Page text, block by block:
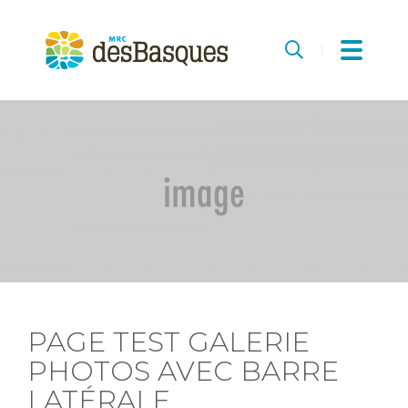
des
Basques
Recherche
PAGE TEST GALERIE
PHOTOS AVEC BARRE
LATÉRALE